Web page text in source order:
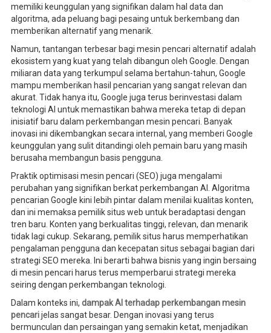
memiliki keunggulan yang signifikan dalam hal data dan
algoritma, ada peluang bagi pesaing untuk berkembang dan
memberikan alternatif yang menarik.
Namun, tantangan terbesar bagi mesin pencari alternatif adalah
ekosistem yang kuat yang telah dibangun oleh Google. Dengan
miliaran data yang terkumpul selama bertahun-tahun, Google
mampu memberikan hasil pencarian yang sangat relevan dan
akurat. Tidak hanya itu, Google juga terus berinvestasi dalam
teknologi AI untuk memastikan bahwa mereka tetap di depan
inisiatif baru dalam perkembangan mesin pencari. Banyak
inovasi ini dikembangkan secara internal, yang memberi Google
keunggulan yang sulit ditandingi oleh pemain baru yang masih
berusaha membangun basis pengguna.
Praktik optimisasi mesin pencari (SEO) juga mengalami
perubahan yang signifikan berkat perkembangan AI. Algoritma
pencarian Google kini lebih pintar dalam menilai kualitas konten,
dan ini memaksa pemilik situs web untuk beradaptasi dengan
tren baru. Konten yang berkualitas tinggi, relevan, dan menarik
tidak lagi cukup. Sekarang, pemilik situs harus memperhatikan
pengalaman pengguna dan kecepatan situs sebagai bagian dari
strategi SEO mereka. Ini berarti bahwa bisnis yang ingin bersaing
di mesin pencari harus terus memperbarui strategi mereka
seiring dengan perkembangan teknologi.
Dalam konteks ini, dampak AI terhadap perkembangan mesin
pencarijelas sangat besar. Dengan inovasi yang terus
bermunculan dan persaingan yang semakin ketat, menjadikan